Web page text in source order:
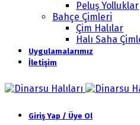
Peluş Yolluklar
Bahçe Çimleri
Çim Halılar
Halı Saha
Uygulamalarımız
İletişim
Giriş Yap / Üye Ol